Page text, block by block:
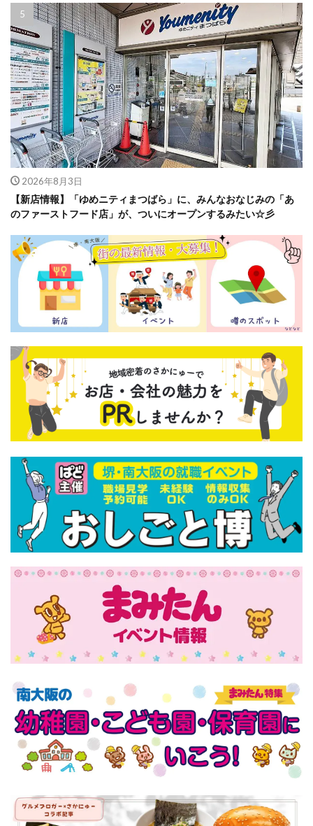
2026年8月3日
【新店情報】「ゆめニティまつばら」に、みんなおなじみの「あ
のファーストフード店」が、ついにオープンするみたい☆彡